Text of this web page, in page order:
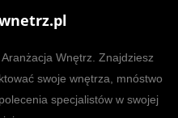
Wnętrz. Znajdziesz
swoje wnętrza, mnóstwo
specjalistów w swojej